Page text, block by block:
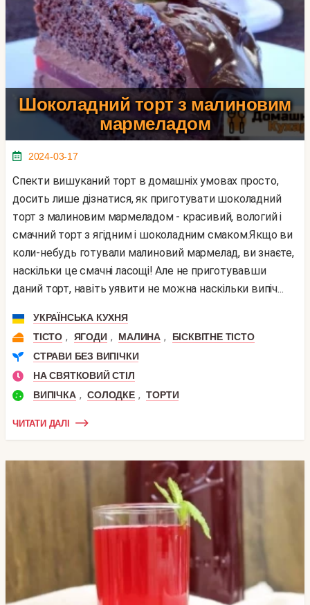
Шоколадний торт з малиновим
мармеладом
2024-03-17
Спекти вишуканий торт в домашніх умовах просто,
досить лише дізнатися, як приготувати шоколадний
торт з малиновим мармеладом - красивий, вологий і
смачний торт з ягідним і шоколадним смаком.Якщо ви
коли-небудь готували малиновий мармелад, ви знаєте,
наскільки це смачні ласощі! Але не приготувавши
даний торт, навіть уявити не можна наскільки випіч...
УКРАЇНСЬКА КУХНЯ
ТІСТО , ЯГОДИ , МАЛИНА ,
БІСКВІТНЕ ТІСТО
СТРАВИ БЕЗ ВИПІЧКИ
НА СВЯТКОВИЙ СТІЛ
ВИПІЧКА , СОЛОДКЕ , ТОРТИ
ЧИТАТИ ДАЛІ